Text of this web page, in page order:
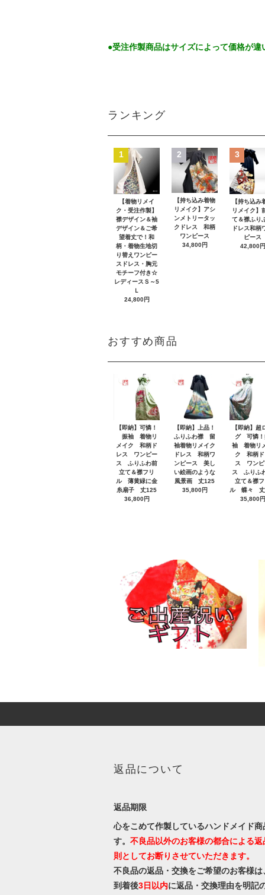
●受注作製商品はサイズによって価格が
ランキング
1
【着物リメイ
ク・受注作製】
襟デザイン＆袖
デザイン＆ご希
望着丈で！和
柄・着物生地切
り替えワンピー
スドレス・胸元
モチーフ付き☆
レディースＳ～5
Ｌ
24,800円
2
【持ち込み着物
リメイク】アシ
ンメトリータッ
クドレス 和柄
ワンピース
34,800円
3
【持ち込み
リメイク】
て＆襟ふり
ドレス和柄
ピース
42,800円
おすすめ商品
【即納】可憐！
振袖 着物リ
メイク 和柄ド
レス ワンピー
ス ふりふわ前
立て＆襟フリ
ル 薄黄緑に金
糸扇子 丈125
36,800円
【即納】上品！
ふりふわ襟 留
袖着物リメイク
ドレス 和柄ワ
ンピース 美し
い絵画のような
風景画 丈125
35,800円
【即納】超
グ 可憐！
袖 着物リ
ク 和柄ド
ス ワンピ
ス ふりふ
立て＆襟
ル 蝶々 丈
35,800円
返品について
返品期限
心をこめて作製しているハンドメイド商
す。 不良品以外のお客様の都合による返
則としてお断りさせていただきます。
不良品の返品・交換をご希望のお客様は
到着後3日以内に返品・交換理由を明記